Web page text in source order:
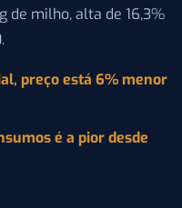
de milho, alta de 16,3%
preço está 6% menor
é a pior desde